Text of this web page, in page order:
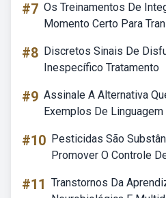
#7 Os Treinamentos De
Momento Certo Para
#8 Discretos Sinais De
Inespecífico Tratamento
#9 Assinale A Alternativa
Exemplos De
#10 Pesticidas São
Promover O Controle
#11 Transtornos Da